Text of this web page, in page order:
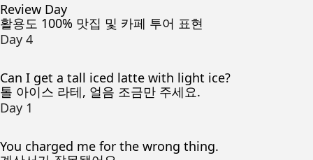
Review Day
활용도 100% 맛집 및 카페 투어 표현
Day 4
Can I get a tall iced latte with light ice?
톨 아이스 라테, 얼음 조금만 주세요.
Day 1
You charged me for the wrong thing.